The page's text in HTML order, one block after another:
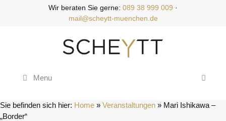
Wir beraten Sie gerne: 089 38 999 009 ·
mail@scheytt-muenchen.de
Menu
Sie befinden sich hier: Home » Veranstaltungen » Mari Ishikawa –
„Border“